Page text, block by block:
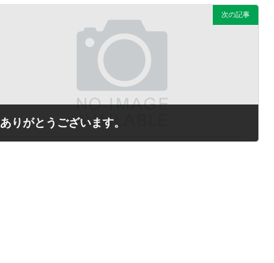
次の記事
ありがとうございます。